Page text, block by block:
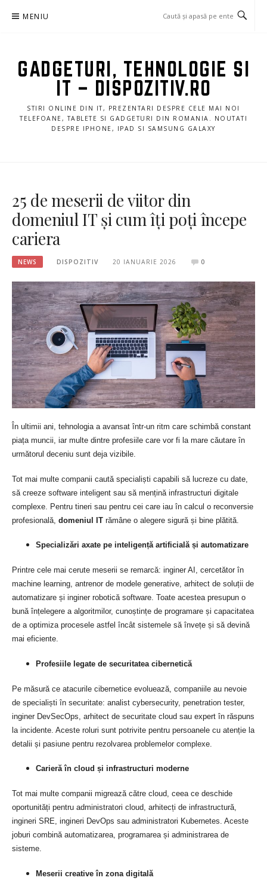
MENIU
GADGETURI, TEHNOLOGIE SI
IT – DISPOZITIV.RO
STIRI ONLINE DIN IT, PREZENTARI DESPRE CELE MAI NOI
TELEFOANE, TABLETE SI GADGETURI DIN ROMANIA. NOUTATI
DESPRE IPHONE, IPAD SI SAMSUNG GALAXY
25 de meserii de viitor din
domeniul IT și cum îți poți începe
cariera
NEWS DISPOZITIV 20 IANUARIE 2026 0
În ultimii ani, tehnologia a avansat într-un ritm care schimbă constant
piața muncii, iar multe dintre profesiile care vor fi la mare căutare în
următorul deceniu sunt deja vizibile.
Tot mai multe companii caută specialiști capabili să lucreze cu date,
să creeze software inteligent sau să mențină infrastructuri digitale
complexe. Pentru tineri sau pentru cei care iau în calcul o reconversie
profesională, domeniul IT rămâne o alegere sigură și bine plătită.
Specializări axate pe inteligență artificială și automatizare
Printre cele mai cerute meserii se remarcă: inginer AI, cercetător în
machine learning, antrenor de modele generative, arhitect de soluții de
automatizare și inginer robotică software. Toate acestea presupun o
bună înțelegere a algoritmilor, cunoștințe de programare și capacitatea
de a optimiza procesele astfel încât sistemele să învețe și să devină
mai eficiente.
Profesiile legate de securitatea cibernetică
Pe măsură ce atacurile cibernetice evoluează, companiile au nevoie
de specialiști în securitate: analist cybersecurity, penetration tester,
inginer DevSecOps, arhitect de securitate cloud sau expert în răspuns
la incidente. Aceste roluri sunt potrivite pentru persoanele cu atenție la
detalii și pasiune pentru rezolvarea problemelor complexe.
Carieră în cloud și infrastructuri moderne
Tot mai multe companii migrează către cloud, ceea ce deschide
oportunități pentru administratori cloud, arhitecți de infrastructură,
ingineri SRE, ingineri DevOps sau administratori Kubernetes. Aceste
joburi combină automatizarea, programarea și administrarea de
sisteme.
Meserii creative în zona digitală